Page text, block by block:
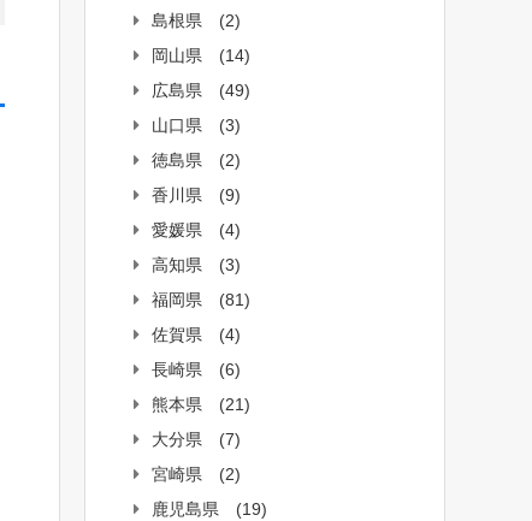
島根県
(2)
岡山県
(14)
広島県
(49)
山口県
(3)
徳島県
(2)
香川県
(9)
愛媛県
(4)
高知県
(3)
福岡県
(81)
佐賀県
(4)
長崎県
(6)
熊本県
(21)
大分県
(7)
宮崎県
(2)
鹿児島県
(19)